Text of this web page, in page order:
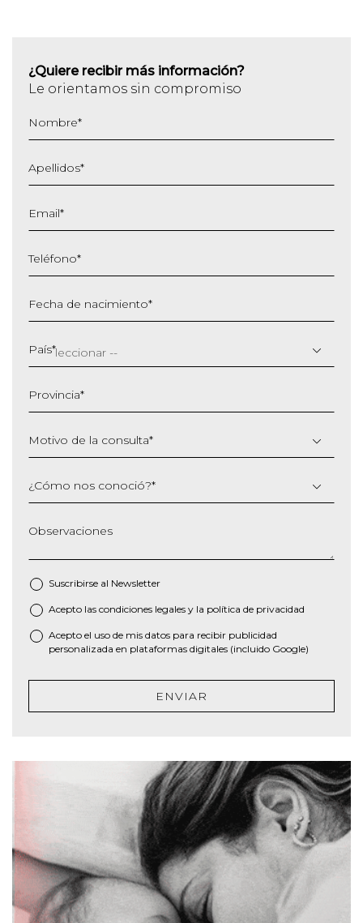
¿Quiere recibir más información?
Le orientamos sin compromiso
Nombre*
Apellidos*
Email*
Teléfono*
Fecha de nacimiento*
barra
MM
AAAA
País*
Provincia*
Motivo de la consulta*
¿Cómo nos conoció?*
Observaciones
Suscribirse al Newsletter
* Acepto las condiciones legales y la política de privacidad
Acepto el uso de mis datos para recibir publicidad
personalizada en plataformas digitales (incluido Google)
ENVIAR